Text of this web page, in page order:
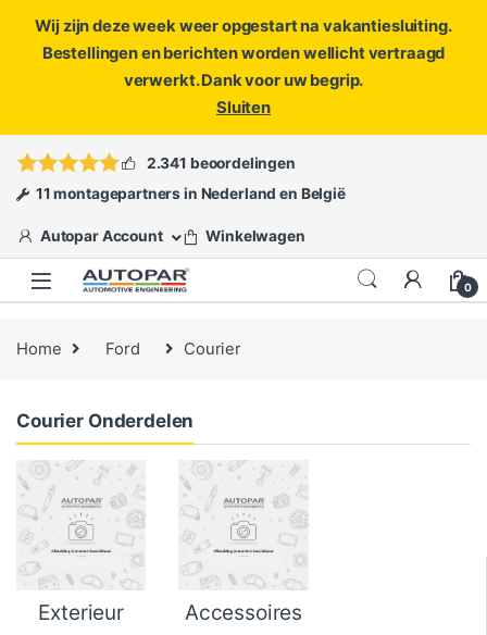
Wij zijn deze week weer opgestart na vakantiesluiting.
Bestellingen en berichten worden wellicht vertraagd
verwerkt. Dank voor uw begrip.
Sluiten
ofopen een ticket
2.341 beoordelingen
11 montagepartners in Nederland en België
Autopar Account Winkelwagen
0
Home Ford Courier
Courier Onderdelen
Exterieur Accessoires